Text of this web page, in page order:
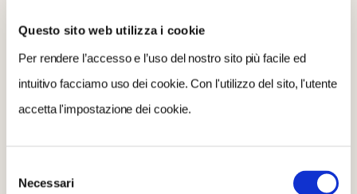
Questo sito web utilizza i cookie
Per rendere l’accesso e l’uso del nostro sito più facile ed
intuitivo facciamo uso dei cookie. Con l'utilizzo del sito, l'utente
accetta l'impostazione dei cookie.
delNecessari